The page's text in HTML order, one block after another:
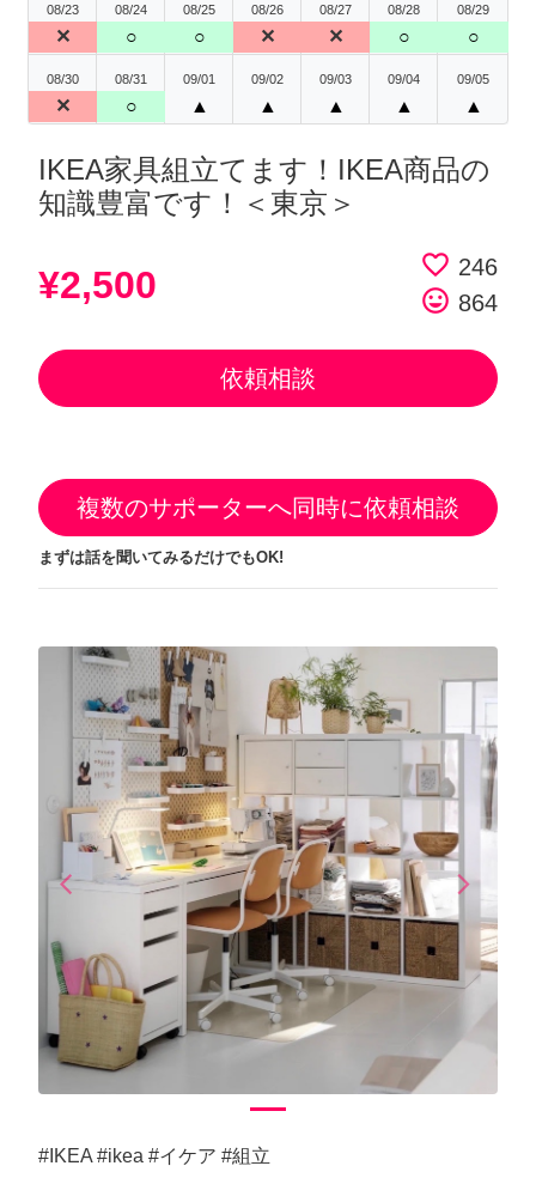
08/23
✕
08/24
○
08/25
○
08/26
✕
08/27
✕
08/28
○
08/29
○
08/30
✕
08/31
○
09/01
▲
09/02
▲
09/03
▲
09/04
▲
09/05
▲
IKEA家具組立てます！IKEA商品の
知識豊富です！＜東京＞
¥2,500 favorite_border 246
tag_faces 864
依頼相談
複数のサポーターへ同時に依頼相談
まずは話を聞いてみるだけでもOK!
arrow_back_iosPrevious arrow_forward_iosNext
#IKEA #ikea #イケア #組立